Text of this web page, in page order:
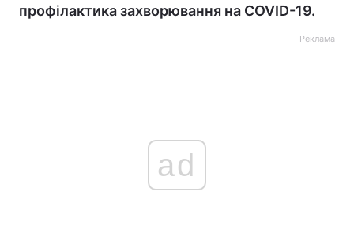
профілактика захворювання на COVID-19.
Реклама
ad